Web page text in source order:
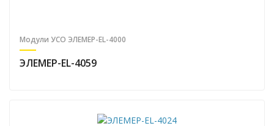
Модули УСО ЭЛЕМЕР-EL-4000
ЭЛЕМЕР-EL-4059